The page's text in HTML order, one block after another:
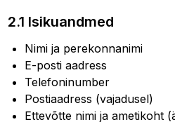
2.1 Isikuandmed
Nimi ja perekonnanimi
E-posti aadress
Telefoninumber
Postiaadress (vajadusel)
Ettevõtte nimi ja ametikoht